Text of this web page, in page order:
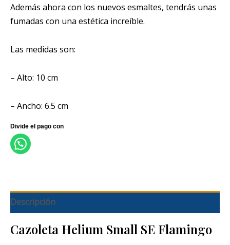
Además ahora con los nuevos esmaltes, tendrás unas
fumadas con una estética increíble.
Las medidas son:
– Alto: 10 cm
– Ancho: 6.5 cm
Descripción
Cazoleta Helium Small SE Flamingo